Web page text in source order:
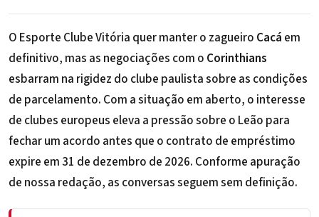
O Esporte Clube Vitória quer manter o zagueiro Cacá em
definitivo, mas as negociações com o Corinthians
esbarram na rigidez do clube paulista sobre as condições
de parcelamento. Com a situação em aberto, o interesse
de clubes europeus eleva a pressão sobre o Leão para
fechar um acordo antes que o contrato de empréstimo
expire em 31 de dezembro de 2026. Conforme apuração
de nossa redação, as conversas seguem sem definição.